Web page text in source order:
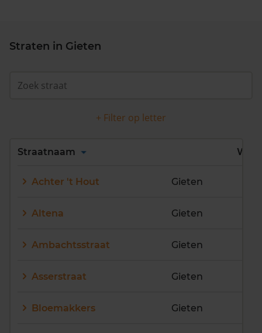
Straten in Gieten
+ Filter op letter
Alles
Q
U
Straatnaam Wijk
Achter 't Hout Gieten
Altena Gieten
Ambachtsstraat Gieten
Asserstraat Gieten
Bloemakkers Gieten